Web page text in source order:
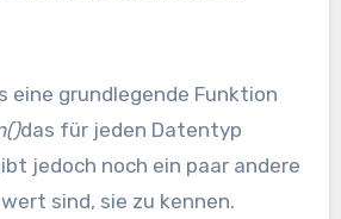
eine grundlegende Funktion
das für jeden Datentyp
jedoch noch ein paar andere
sind, sie zu kennen.